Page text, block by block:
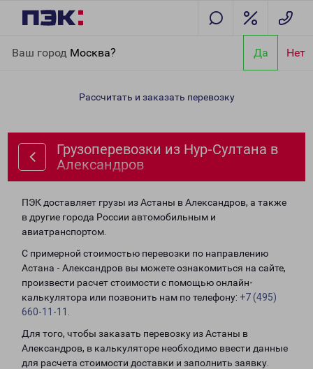
Ваш город Москва? Да Нет
Александров
Рассчитать и заказать перевозку
Грузоперевозки из Нур-Султана в
Александров
ПЭК доставляет грузы из Астаны в Александров, а также
в другие города России автомобильным и
авиатранспортом.
С примерной стоимостью перевозки по направлению
Астана - Александров вы можете ознакомиться на сайте,
произвести расчет стоимости с помощью онлайн-
калькулятора или позвонить нам по телефону: +7 (495)
660-11-11
Для того, чтобы заказать перевозку из Астаны в
Александров, в калькуляторе необходимо ввести данные
для расчета стоимости доставки и заполнить заявку.